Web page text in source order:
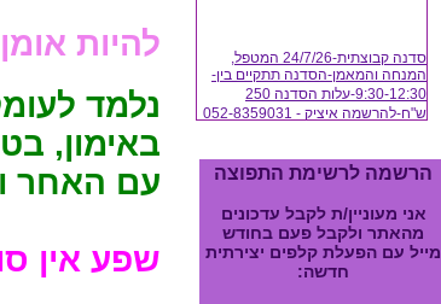
סדנה קבוצתית-24/7/26 המטפל,
המנחה והמאמן-הסדנה תתקיים בין-
9:30-12:30-עלות הסדנה 250
ש"ח-להרשמה איציק - 052-8359031
הרשמה לרשימת התפוצה
אני מעוניין/ת לקבל עדכונים
מהאתר ולקבל פעם בחודש
מייל עם הפעלת קלפים יצירתית
חדשה:
להיות
נלמד
באימון,
עם האחר
שפע אין